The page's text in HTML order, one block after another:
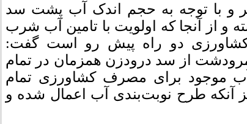
و با توجه به حجم اندک آب پشت سد
از آنجا که اولویت با تامین آب شرب
دو راه پیش رو است گفت:
از سد درودزن همزمان در تمام
موجود برای مصرف کشاورزی تمام
طرح نوبت‌بندی آب اعمال شده و